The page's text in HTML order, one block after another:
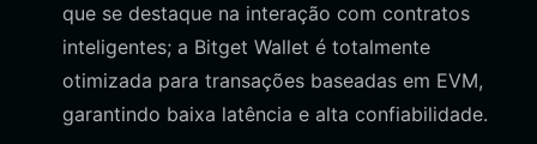
que se destaque na interação com contratos
inteligentes; a Bitget Wallet é totalmente
otimizada para transações baseadas em EVM,
garantindo baixa latência e alta confiabilidade.